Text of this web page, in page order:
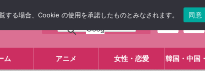
ム アニメ 女性・恋愛 韓国・中国
る場合、Cookie の使用を承諾したものとみなされます。 同意